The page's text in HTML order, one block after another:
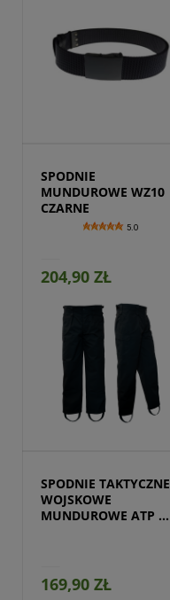
SPODNIE
MUNDUROWE WZ10
CZARNE
5.0
204,90 ZŁ
Przejdź do produktu
SPODNIE TAKTYCZNE
WOJSKOWE
MUNDUROWE ATP
169,90 ZŁ